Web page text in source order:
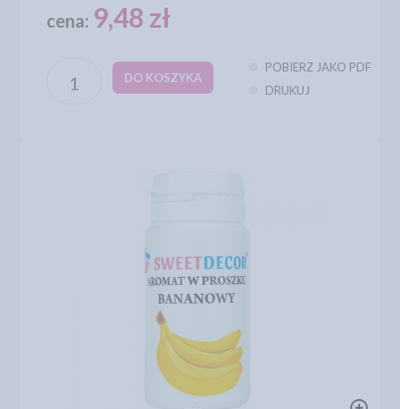
cena: 9,48 zł
DO KOSZYKA
POBIERZ JAKO PDF
DRUKUJ